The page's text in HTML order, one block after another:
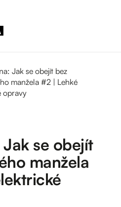
Jak se obejít bez
manžela #2 | Lehké
opravy
se obejít
manžela